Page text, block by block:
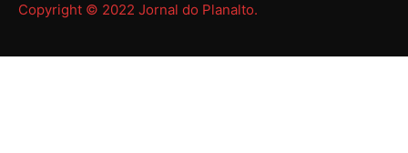
Copyright © 2022 Jornal do Planalto.